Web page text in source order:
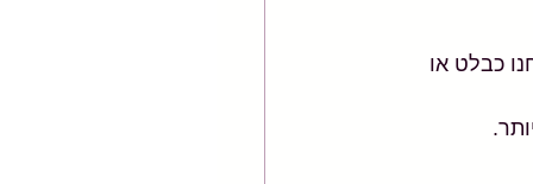
כבלט או